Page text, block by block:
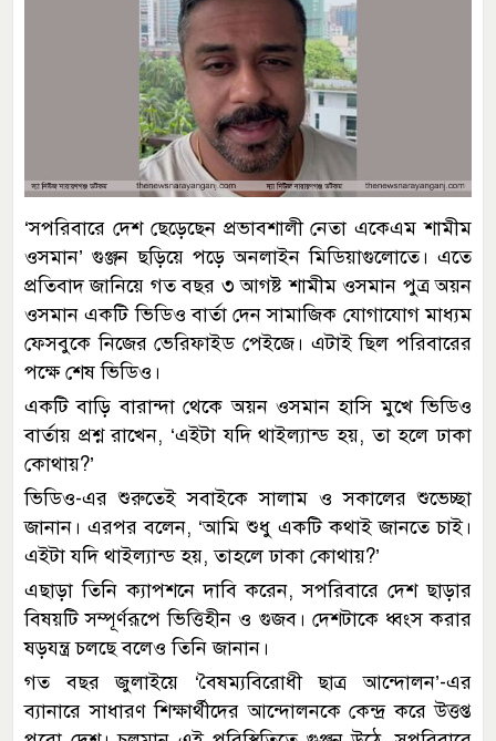
‘সপরিবারে দেশ ছেড়েছেন প্রভাবশালী নেতা একেএম শামীম
ওসমান’ গুঞ্জন ছড়িয়ে পড়ে অনলাইন মিডিয়াগুলোতে। এতে
প্রতিবাদ জানিয়ে গত বছর ৩ আগষ্ট শামীম ওসমান পুত্র অয়ন
ওসমান একটি ভিডিও বার্তা দেন সামাজিক যোগাযোগ মাধ্যম
ফেসবুকে নিজের ভেরিফাইড পেইজে। এটাই ছিল পরিবারের
পক্ষে শেষ ভিডিও।
একটি বাড়ি বারান্দা থেকে অয়ন ওসমান হাসি মুখে ভিডিও
বার্তায় প্রশ্ন রাখেন, ‘এইটা যদি থাইল্যান্ড হয়, তা হলে ঢাকা
কোথায়?’
ভিডিও-এর শুরুতেই সবাইকে সালাম ও সকালের শুভেচ্ছা
জানান। এরপর বলেন, ‘আমি শুধু একটি কথাই জানতে চাই।
এইটা যদি থাইল্যান্ড হয়, তাহলে ঢাকা কোথায়?’
এছাড়া তিনি ক্যাপশনে দাবি করেন, সপরিবারে দেশ ছাড়ার
বিষয়টি সম্পূর্ণরূপে ভিত্তিহীন ও গুজব। দেশটাকে ধ্বংস করার
ষড়যন্ত্র চলছে বলেও তিনি জানান।
গত বছর জুলাইয়ে ‘বৈষম্যবিরোধী ছাত্র আন্দোলন’-এর
ব্যানারে সাধারণ শিক্ষার্থীদের আন্দোলনকে কেন্দ্র করে উত্তপ্ত